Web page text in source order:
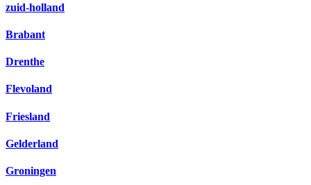
zuid-holland
Brabant
Drenthe
Flevoland
Friesland
Gelderland
Groningen